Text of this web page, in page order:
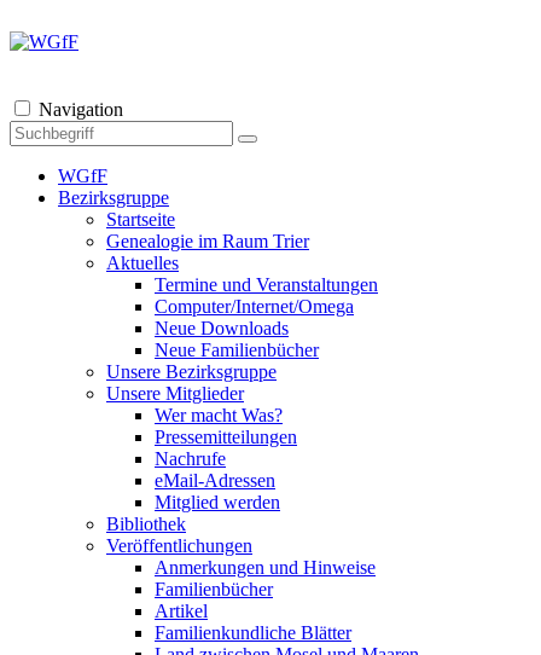
Navigation
WGfF
Bezirksgruppe
Startseite
Genealogie im Raum Trier
Aktuelles
Termine und Veranstaltungen
Computer/Internet/Omega
Neue Downloads
Neue Familienbücher
Unsere Bezirksgruppe
Unsere Mitglieder
Wer macht Was?
Pressemitteilungen
Nachrufe
eMail-Adressen
Mitglied werden
Bibliothek
Veröffentlichungen
Anmerkungen und Hinweise
Familienbücher
Artikel
Familienkundliche Blätter